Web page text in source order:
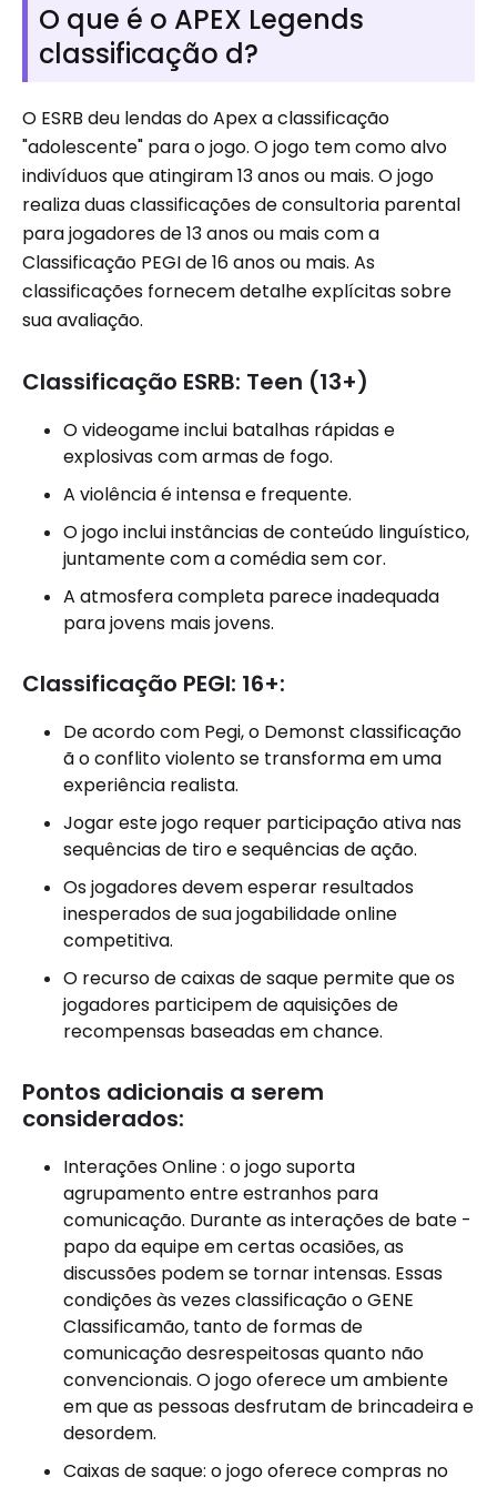
O que é o APEX Legends
classificação d?
O ESRB deu lendas do Apex a classificação
"adolescente" para o jogo. O jogo tem como alvo
indivíduos que atingiram 13 anos ou mais. O jogo
realiza duas classificações de consultoria parental
para jogadores de 13 anos ou mais com a
Classificação PEGI de 16 anos ou mais. As
classificações fornecem detalhe explícitas sobre
sua avaliação.
Classificação ESRB: Teen (13+)
O videogame inclui batalhas rápidas e
explosivas com armas de fogo.
A violência é intensa e frequente.
O jogo inclui instâncias de conteúdo linguístico,
juntamente com a comédia sem cor.
A atmosfera completa parece inadequada
para jovens mais jovens.
Classificação PEGI: 16+:
De acordo com Pegi, o Demonst classificação
ã o conflito violento se transforma em uma
experiência realista.
Jogar este jogo requer participação ativa nas
sequências de tiro e sequências de ação.
Os jogadores devem esperar resultados
inesperados de sua jogabilidade online
competitiva.
O recurso de caixas de saque permite que os
jogadores participem de aquisições de
recompensas baseadas em chance.
Pontos adicionais a serem
considerados:
Interações Online : o jogo suporta
agrupamento entre estranhos para
comunicação. Durante as interações de bate -
papo da equipe em certas ocasiões, as
discussões podem se tornar intensas. Essas
condições às vezes classificação o GENE
Classificamão, tanto de formas de
comunicação desrespeitosas quanto não
convencionais. O jogo oferece um ambiente
em que as pessoas desfrutam de brincadeira e
desordem.
Caixas de saque: o jogo oferece compras no